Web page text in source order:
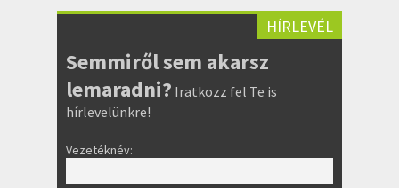
HÍRLEVÉL
Semmiről sem akarsz
lemaradni? Iratkozz fel Te is
hírlevelünkre!
Vezetéknév: